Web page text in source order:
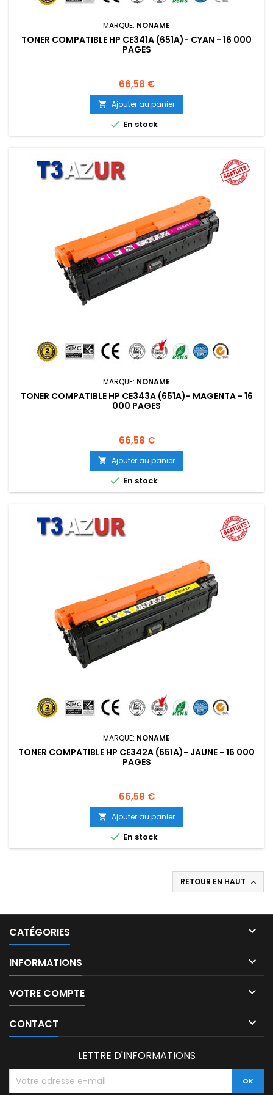
MARQUE: NONAME
TONER COMPATIBLE HP CE341A (651A)- CYAN - 16 000
PAGES
Prix
66,58 €
 Ajouter au panier
 En stock
MARQUE: NONAME
TONER COMPATIBLE HP CE343A (651A)- MAGENTA - 16
000 PAGES
Prix
66,58 €
 Ajouter au panier
 En stock
MARQUE: NONAME
TONER COMPATIBLE HP CE342A (651A)- JAUNE - 16 000
PAGES
Prix
66,58 €
 Ajouter au panier
 En stock
RETOUR EN HAUT 
CATÉGORIES 
INFORMATIONS 
VOTRE COMPTE 
CONTACT 
LETTRE D'INFORMATIONS